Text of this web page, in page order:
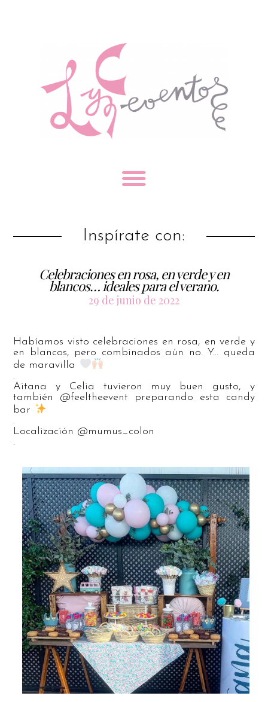
Inspírate con:
Celebraciones en rosa, en verde y en
blancos… ideales para el verano.
29 de junio de 2022
Habíamos visto celebraciones en rosa, en verde y
en blancos, pero combinados aún no. Y… queda
de maravilla
.
Aitana y Celia tuvieron muy buen gusto, y
también @feeltheevent preparando esta candy
bar
.
Localización @mumus_colon
.